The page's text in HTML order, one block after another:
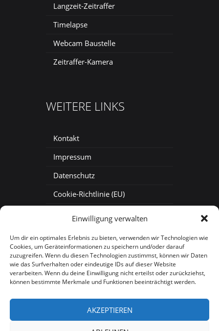
Einwilligung verwalten
Um dir ein optimales Erlebnis zu bieten, verwenden wir Technologien wie
Cookies, um Geräteinformationen zu speichern und/oder darauf
zuzugreifen. Wenn du diesen Technologien zustimmst, können wir Daten
wie das Surfverhalten oder eindeutige IDs auf dieser Website
verarbeiten. Wenn du deine Einwilligung nicht erteilst oder zurückziehst,
können bestimmte Merkmale und Funktionen beeinträchtigt werden.
AKZEPTIEREN
Langzeit-Zeitraffer
Timelapse
Webcam Baustelle
Zeitraffer-Kamera
WEITERE LINKS
Kontakt
Impressum
Datenschutz
Cookie-Richtlinie (EU)
Baustellen-Webcam
Copyright 2026, Aspekteins GmbH |